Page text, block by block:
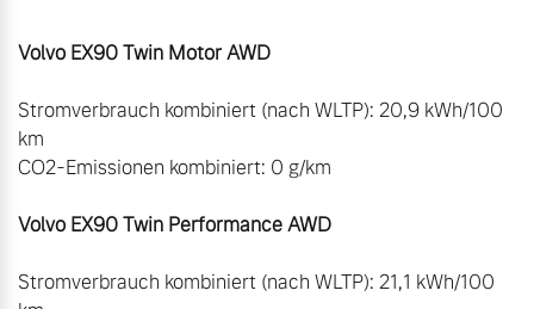
Stromverbrauch kombiniert (nach WLTP): 20,9 kWh/100
km
CO2-Emissionen kombiniert: 0 g/km
Volvo EX90 Twin Performance AWD
Stromverbrauch kombiniert (nach WLTP): 21,1 kWh/100